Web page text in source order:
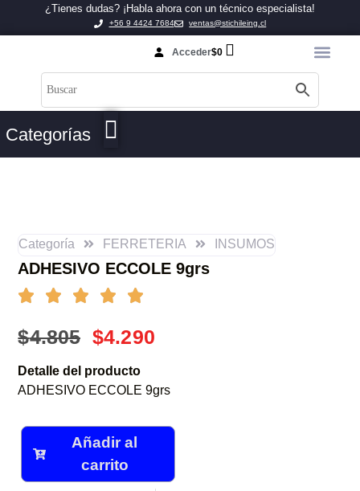
¿Tienes dudas? ¡Habla ahora con un técnico especialista!
+56 9 4424 7684 ventas@stichileing.cl
Acceder$0
Categorías
Categoría FERRETERIA INSUMOS
ADHESIVO ECCOLE 9grs
$4.805 $4.290
Detalle del producto
ADHESIVO ECCOLE 9grs
Añadir al
carrito